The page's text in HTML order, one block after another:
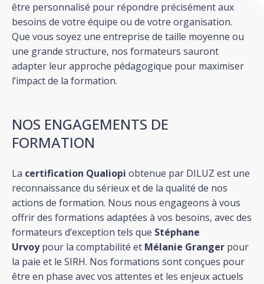
être personnalisé pour répondre précisément aux
besoins de votre équipe ou de votre organisation.
Que vous soyez une entreprise de taille moyenne ou
une grande structure, nos formateurs sauront
adapter leur approche pédagogique pour maximiser
l’impact de la formation.
NOS ENGAGEMENTS DE
FORMATION
La certification Qualiopi obtenue par DILUZ est une
reconnaissance du sérieux et de la qualité de nos
actions de formation. Nous nous engageons à vous
offrir des formations adaptées à vos besoins, avec des
formateurs d’exception tels que Stéphane
Urvoypour la comptabilité et Mélanie Granger pour
la paie et le SIRH. Nos formations sont conçues pour
être en phase avec vos attentes et les enjeux actuels